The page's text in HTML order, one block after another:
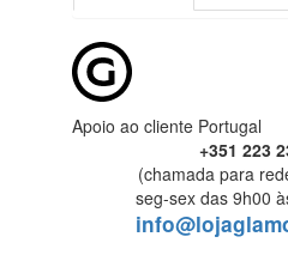
Apoio ao cliente Portugal
+351 223
(chamada para
seg-sex das 9h00